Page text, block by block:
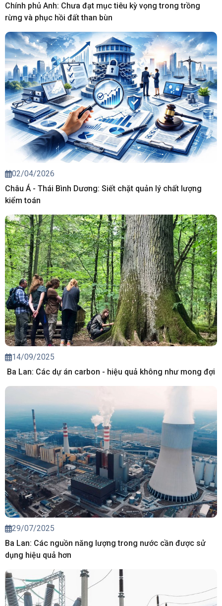
Chính phủ Anh: Chưa đạt mục tiêu kỳ vọng trong trồng
rừng và phục hồi đất than bùn
02/04/2026
Châu Á - Thái Bình Dương: Siết chặt quản lý chất lượng
kiểm toán
14/09/2025
Ba Lan: Các dự án carbon - hiệu quả không như mong đợi
29/07/2025
Ba Lan: Các nguồn năng lượng trong nước cần được sử
dụng hiệu quả hơn